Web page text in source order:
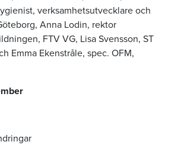
verksamhetsutvecklare och
Anna Lodin, rektor
FTV VG, Lisa Svensson, ST
Emma Ekenstråle, spec. OFM,